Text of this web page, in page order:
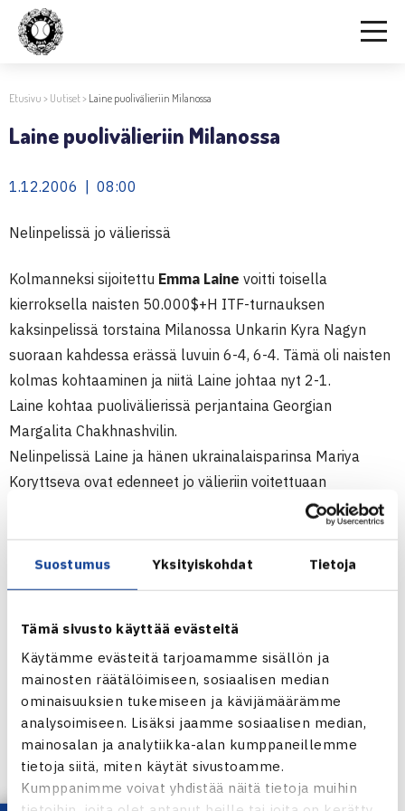
Suostumus Yksityiskohdat Tietoja
Tämä sivusto käyttää evästeitä
Käytämme evästeitä tarjoamamme sisällön ja
mainosten räätälöimiseen, sosiaalisen median
ominaisuuksien tukemiseen ja kävijämäärämme
analysoimiseen. Lisäksi jaamme sosiaalisen median,
mainosalan ja analytiikka-alan kumppaneillemme
tietoja siitä, miten käytät sivustoamme.
Kumppanimme voivat yhdistää näitä tietoja muihin
Etusivu > Uutiset> Laine puolivälieriin Milanossa
Laine puolivälieriin Milanossa
1.12.2006 | 08:00
Nelinpelissä jo välierissä
Kolmanneksi sijoitettu Emma Laine voitti toisella
kierroksella naisten 50.000$+H ITF-turnauksen
kaksinpelissä torstaina Milanossa Unkarin Kyra Nagyn
suoraan kahdessa erässä luvuin 6-4, 6-4. Tämä oli naisten
kolmas kohtaaminen ja niitä Laine johtaa nyt 2-1.
Laine kohtaa puolivälierissä perjantaina Georgian
Margalita Chakhnashvilin.
Nelinpelissä Laine ja hänen ukrainalaisparinsa Mariya
Koryttseva ovat edenneet jo välieriin voitettuaan
puolivälierissä romanialaiset Madalina-Victorita Gojnean ja
perjantaina valkovenäläiset Daria Kustavan ja Tatiana
Naisten 50.000$+H ITF-turnaus
Milano, Italia
Kaksinpeli
2.kierrosta: Emma Laine (3.) – Kyra Nagy Unkari 64 64
Nelinpeli
Puolivälieriä: Mariya Koryttseva Ukraina/Laine (3.) –